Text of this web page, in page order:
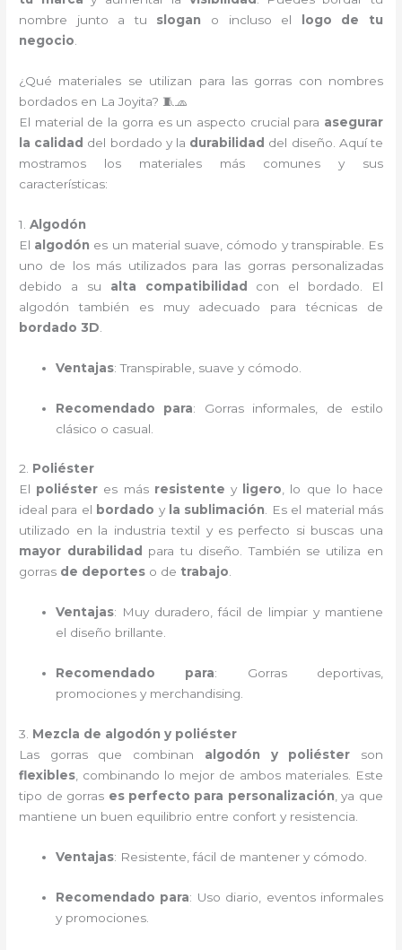
nombre junto a tu slogan o incluso el
logo de tu
negocio
¿Qué materiales se utilizan para las gorras con nombres
bordados en La Joyita? 🧵🧢
El material de la gorra es un aspecto crucial para asegurar
la calidad del bordado y la durabilidad del diseño. Aquí te
mostramos los materiales más comunes y sus
características:
1.Algodón
El algodón es un material suave, cómodo y transpirable. Es
uno de los más utilizados para las gorras personalizadas
debido a su alta compatibilidad
con el bordado. El
algodón también es muy adecuado para técnicas de
bordado 3D
Ventajas: Transpirable, suave y cómodo.
Recomendado para: Gorras informales, de estilo
clásico o casual.
2. Poliéster
El poliéster es más resistente y ligero, lo que lo hace
ideal para el bordado y la sublimación. Es el material más
utilizado en la industria textil y es perfecto si buscas una
mayor durabilidad
para tu diseño. También se utiliza en
gorras de deportes o de trabajo.
Ventajas: Muy duradero, fácil de limpiar y mantiene
el diseño brillante.
Recomendado para: Gorras deportivas,
promociones y merchandising.
3. Mezcla de algodón y poliéster
Las gorras que combinan algodón y poliéster son
flexibles , combinando lo mejor de ambos materiales. Este
tipo de gorras es perfecto para personalización , ya que
mantiene un buen equilibrio entre confort y resistencia.
Ventajas: Resistente, fácil de mantener y cómodo.
Recomendado para: Uso diario, eventos informales
y promociones.